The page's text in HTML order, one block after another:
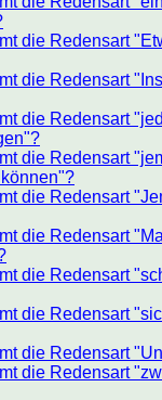
die Redensart
die Redensart
die Redensart
die Redensart
die Redensart
die Redensart
die Redensart
die Redensart
die Redensart
die Redensart